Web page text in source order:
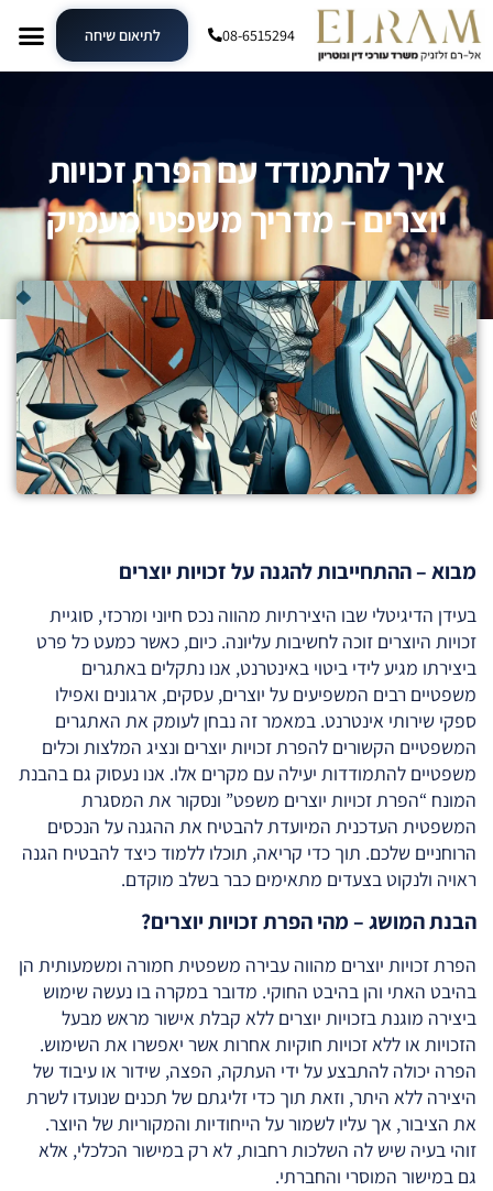
08-6515294 לתיאום שיחה
איך להתמודד עם הפרת זכויות
יוצרים – מדריך משפטי מעמיק
מבוא – ההתחייבות להגנה על זכויות יוצרים
בעידן הדיגיטלי שבו היצירתיות מהווה נכס חיוני ומרכזי, סוגיית
זכויות היוצרים זוכה לחשיבות עליונה. כיום, כאשר כמעט כל פרט
ביצירתו מגיע לידי ביטוי באינטרנט, אנו נתקלים באתגרים
משפטיים רבים המשפיעים על יוצרים, עסקים, ארגונים ואפילו
ספקי שירותי אינטרנט. במאמר זה נבחן לעומק את האתגרים
המשפטיים הקשורים להפרת זכויות יוצרים ונציג המלצות וכלים
משפטיים להתמודדות יעילה עם מקרים אלו. אנו נעסוק גם בהבנת
המונח “הפרת זכויות יוצרים משפט” ונסקור את המסגרת
המשפטית העדכנית המיועדת להבטיח את ההגנה על הנכסים
הרוחניים שלכם. תוך כדי קריאה, תוכלו ללמוד כיצד להבטיח הגנה
ראויה ולנקוט בצעדים מתאימים כבר בשלב מוקדם.
הבנת המושג – מהי הפרת זכויות יוצרים?
הפרת זכויות יוצרים מהווה עבירה משפטית חמורה ומשמעותית הן
בהיבט האתי והן בהיבט החוקי. מדובר במקרה בו נעשה שימוש
ביצירה מוגנת בזכויות יוצרים ללא קבלת אישור מראש מבעל
הזכויות או ללא זכויות חוקיות אחרות אשר יאפשרו את השימוש.
הפרה יכולה להתבצע על ידי העתקה, הפצה, שידור או עיבוד של
היצירה ללא היתר, וזאת תוך כדי זליגתם של תכנים שנועדו לשרת
את הציבור, אך עליו לשמור על הייחודיות והמקוריות של היוצר.
זוהי בעיה שיש לה השלכות רחבות, לא רק במישור הכלכלי, אלא
גם במישור המוסרי והחברתי.